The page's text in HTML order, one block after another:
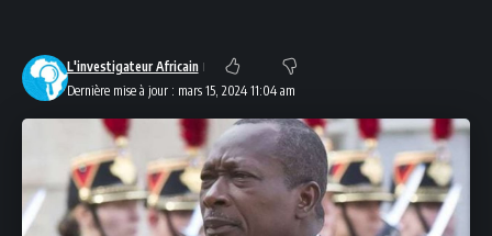
Dernière mise à jour : mars 15, 2024 11:04 am
L'investigateur Africain